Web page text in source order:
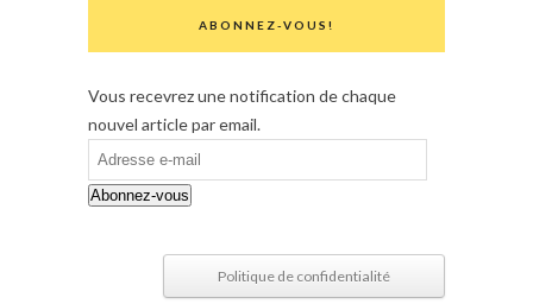
ABONNEZ-VOUS!
Vous recevrez une notification de chaque
nouvel article par email.
Adresse
e-
mail
Abonnez-vous
Politique de confidentialité